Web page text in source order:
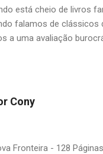
está cheio de livros
falamos de clássicos
uma avaliação
visita a essas obras,
me forçou a
Augusto dos Anjos,
Dias Gomes,
Cony
Fronteira - 128